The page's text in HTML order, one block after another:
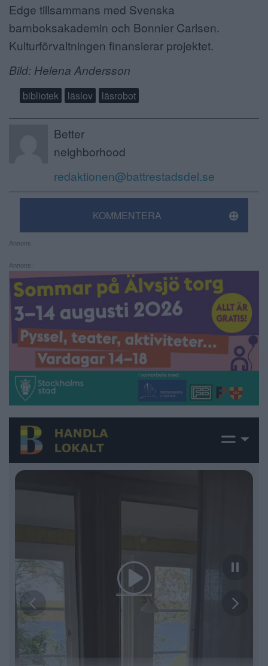
Edge tillsammans med Svenska
barnboksakademin och Bonnier Carlsen.
Kulturförvaltningen finansierar projektet.
Bild: Helena Andersson
bibliotek läslov läsrobot
Better
neighborhood
redaktionen@battrestadsdel.se
KOMMENTERA
Annons:
Annons: